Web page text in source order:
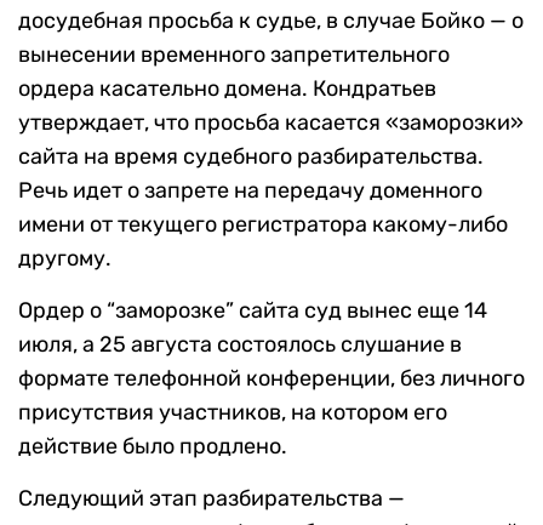
досудебная просьба к судье, в случае Бойко — о
вынесении временного запретительного
ордера касательно домена. Кондратьев
утверждает, что просьба касается «заморозки»
сайта на время судебного разбирательства.
Речь идет о запрете на передачу доменного
имени от текущего регистратора какому-либо
другому.
Ордер о “заморозке” сайта суд вынес еще 14
июля, а 25 августа состоялось слушание в
формате телефонной конференции, без личного
присутствия участников, на котором его
действие было продлено.
Следующий этап разбирательства —